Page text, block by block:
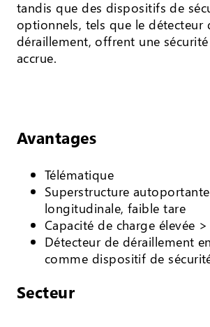
tandis que des dispositifs de
optionnels, tels que le détecteur
déraillement, offrent une
accrue.
Avantages
Télématique
Superstructure
longitudinale, faible tare
Capacité de charge élevée
Détecteur de déraillement
comme dispositif de
Secteur